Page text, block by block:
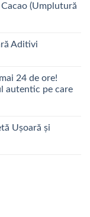
(Umplutură
Aditivi
24 de ore!
autentic pe care
Ușoară și